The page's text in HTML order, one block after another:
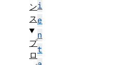
i
e
n
t
ン
ス
プ
ロ